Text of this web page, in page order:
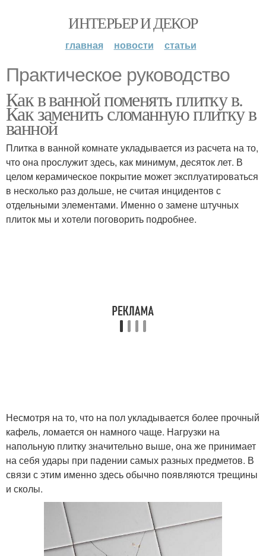
ИНТЕРЬЕР И ДЕКОР
главная новости статьи
Практическое руководство
Как в ванной поменять плитку в.
Как заменить сломанную плитку в
ванной
Плитка в ванной комнате укладывается из расчета на то,
что она прослужит здесь, как минимум, десяток лет. В
целом керамическое покрытие может эксплуатироваться
в несколько раз дольше, не считая инцидентов с
отдельными элементами. Именно о замене штучных
плиток мы и хотели поговорить подробнее.
Несмотря на то, что на пол укладывается более прочный
кафель, ломается он намного чаще. Нагрузки на
напольную плитку значительно выше, она же принимает
на себя удары при падении самых разных предметов. В
связи с этим именно здесь обычно появляются трещины
и сколы.